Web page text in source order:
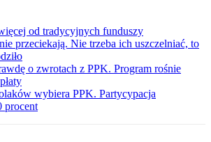
od tradycyjnych funduszy
przeciekają. Nie trzeba ich uszczelniać, to
o zwrotach z PPK. Program rośnie
wybiera PPK. Partycypacja
procent